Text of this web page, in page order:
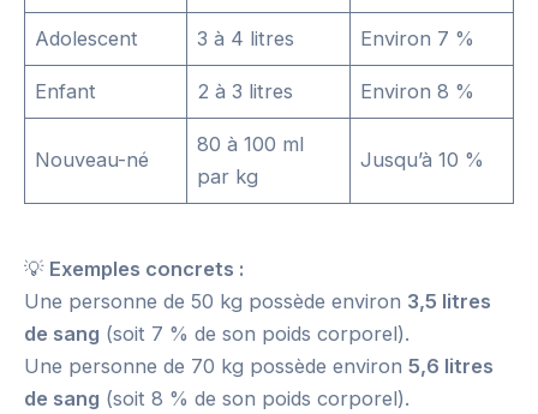
Adolescent 3 à 4 litres Environ 7 %
Enfant 2 à 3 litres Environ 8 %
Nouveau-né
80 à 100 ml
par kg
Jusqu’à 10 %
💡 Exemples concrets :
Une personne de 50 kg possède environ 3,5 litres
de sang (soit 7 % de son poids corporel).
Une personne de 70 kg possède environ 5,6 litres
de sang (soit 8 % de son poids corporel).